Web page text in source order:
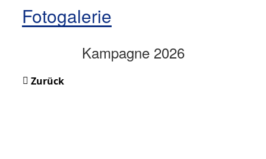
Fotogalerie
Kampagne 2026
Zurück